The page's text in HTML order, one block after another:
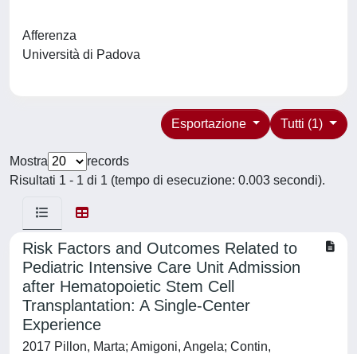
Afferenza
Università di Padova
Tutti (1)
Esportazione
Mostra
records
Risultati 1 - 1 di 1 (tempo di esecuzione: 0.003 secondi).
Risk Factors and Outcomes Related to
Pediatric Intensive Care Unit Admission
after Hematopoietic Stem Cell
Transplantation: A Single-Center
Experience
2017 Pillon, Marta; Amigoni, Angela; Contin,